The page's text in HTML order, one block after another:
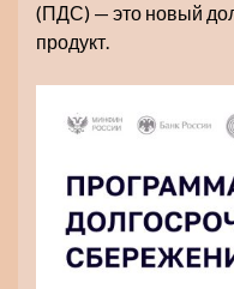
(ПДС) — это новый
продукт.